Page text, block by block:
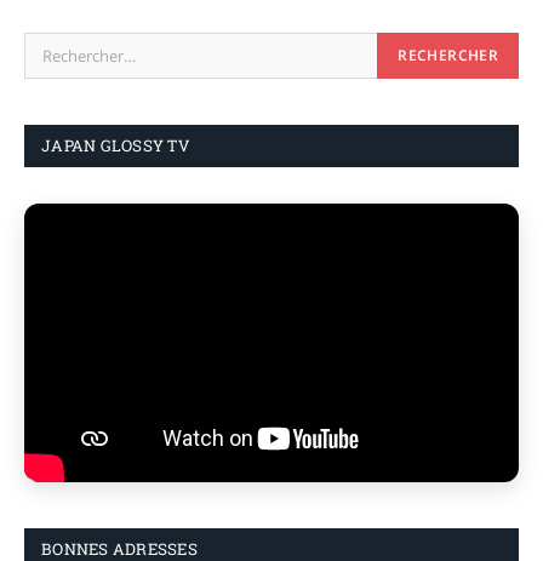
JAPAN GLOSSY TV
BONNES ADRESSES